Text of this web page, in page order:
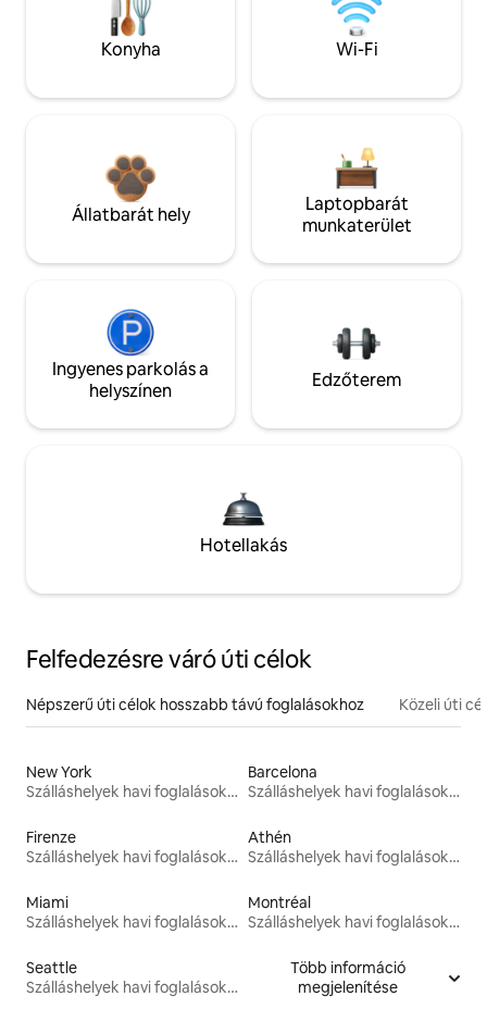
Konyha Wi-Fi
Állatbarát hely
Laptopbarát
munkaterület
Ingyenes parkolás a
helyszínen
Edzőterem
Hotellakás
Felfedezésre váró úti célok
Népszerű úti célok hosszabb távú foglalásokhoz Közeli úti
New York
Szálláshelyek havi foglalásokhoz
Barcelona
Szálláshelyek havi foglalásokhoz
Firenze
Szálláshelyek havi foglalásokhoz
Athén
Szálláshelyek havi foglalásokhoz
Miami
Szálláshelyek havi foglalásokhoz
Montréal
Szálláshelyek havi foglalásokhoz
Seattle
Szálláshelyek havi foglalásokhoz
Több információ
megjelenítése